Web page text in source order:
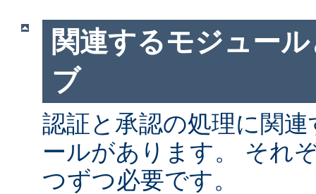
関連するモジュー
ブ
認証と承認の処理に関
ールがあります。 それ
つずつ必要です。